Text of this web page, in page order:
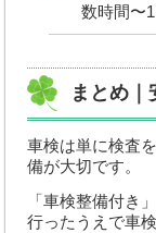
数時間〜
まとめ
車検は単に検査
備が大切です。
「車検整備付き
行ったうえで車